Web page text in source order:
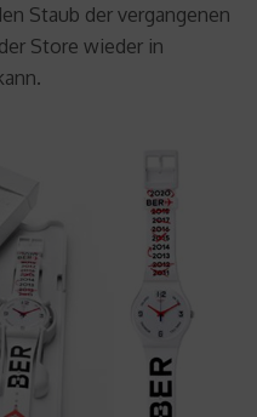
Staub der vergangenen
Store wieder in